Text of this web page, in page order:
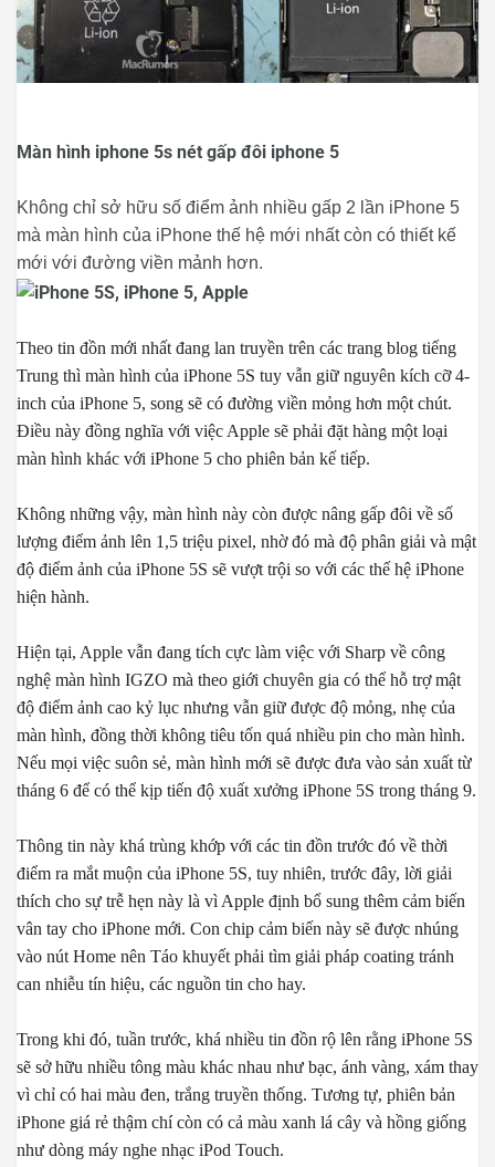
Màn hình iphone 5s nét gấp đôi iphone 5
Không chỉ sở hữu số điểm ảnh nhiều gấp 2 lần iPhone 5
mà màn hình của iPhone thế hệ mới nhất còn có thiết kế
mới với đường viền mảnh hơn.
Theo tin đồn mới nhất đang lan truyền trên các trang blog tiếng
Trung thì màn hình của iPhone 5S tuy vẫn giữ nguyên kích cỡ 4-
inch của iPhone 5, song sẽ có đường viền mỏng hơn một chút.
Điều này đồng nghĩa với việc Apple sẽ phải đặt hàng một loại
màn hình khác với iPhone 5 cho phiên bản kế tiếp.
Không những vậy, màn hình này còn được nâng gấp đôi về số
lượng điểm ảnh lên 1,5 triệu pixel, nhờ đó mà độ phân giải và mật
độ điểm ảnh của iPhone 5S sẽ vượt trội so với các thế hệ iPhone
hiện hành.
Hiện tại, Apple vẫn đang tích cực làm việc với Sharp về công
nghệ màn hình IGZO mà theo giới chuyên gia có thể hỗ trợ mật
độ điểm ảnh cao kỷ lục nhưng vẫn giữ được độ mỏng, nhẹ của
màn hình, đồng thời không tiêu tốn quá nhiều pin cho màn hình.
Nếu mọi việc suôn sẻ, màn hình mới sẽ được đưa vào sản xuất từ
tháng 6 để có thể kịp tiến độ xuất xưởng iPhone 5S trong tháng 9.
Thông tin này khá trùng khớp với các tin đồn trước đó về thời
điểm ra mắt muộn của iPhone 5S, tuy nhiên, trước đây, lời giải
thích cho sự trễ hẹn này là vì Apple định bổ sung thêm cảm biến
vân tay cho iPhone mới. Con chip cảm biến này sẽ được nhúng
vào nút Home nên Táo khuyết phải tìm giải pháp coating tránh
can nhiễu tín hiệu, các nguồn tin cho hay.
Trong khi đó, tuần trước, khá nhiều tin đồn rộ lên rằng iPhone 5S
sẽ sở hữu nhiều tông màu khác nhau như bạc, ánh vàng, xám thay
vì chỉ có hai màu đen, trắng truyền thống. Tương tự, phiên bản
iPhone giá rẻ thậm chí còn có cả màu xanh lá cây và hồng giống
như dòng máy nghe nhạc iPod Touch.